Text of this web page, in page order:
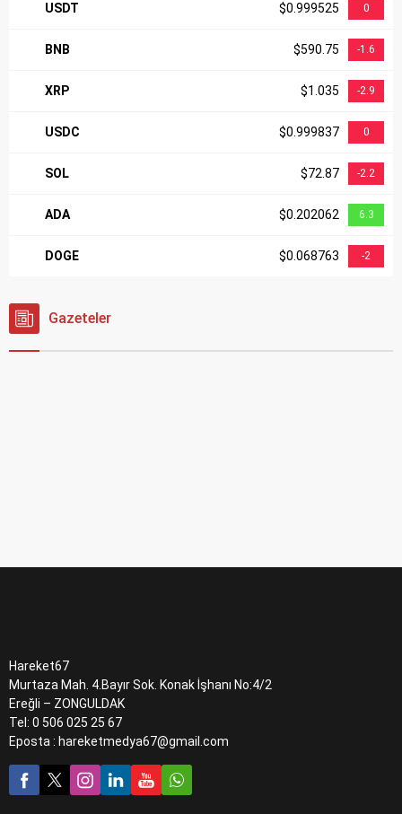
USDT $0.999525 0
BNB $590.75 -1.6
XRP $1.035 -2.9
USDC $0.999837 0
SOL $72.87 -2.2
ADA $0.202062 6.3
DOGE $0.068763 -2
Gazeteler
Hareket67
Murtaza Mah. 4.Bayır Sok. Konak İşhanı No:4/2
Ereğli – ZONGULDAK
Tel: 0 506 025 25 67
Eposta : hareketmedya67@gmail.com